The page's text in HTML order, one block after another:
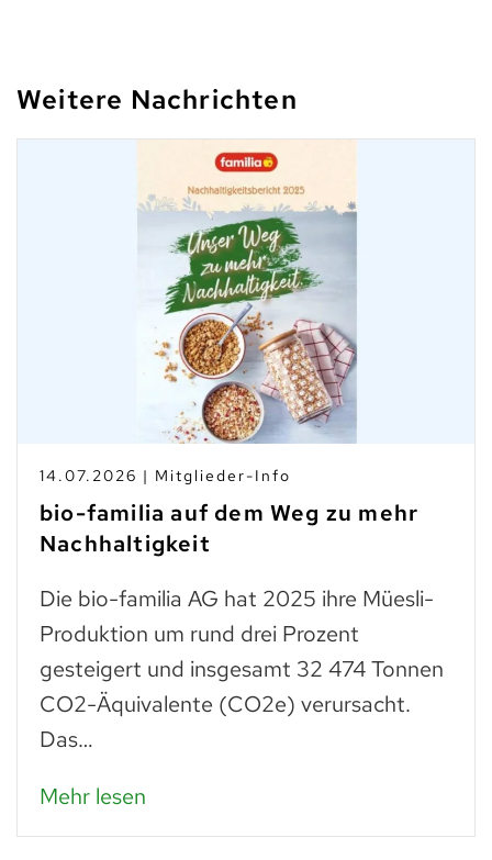
Weitere Nachrichten
14.07.2026 | Mitglieder-Info
bio-familia auf dem Weg zu mehr
Nachhaltigkeit
Die bio-familia AG hat 2025 ihre Müesli-
Produktion um rund drei Prozent
gesteigert und insgesamt 32 474 Tonnen
CO2-Äquivalente (CO2e) verursacht.
Das…
Mehr lesen